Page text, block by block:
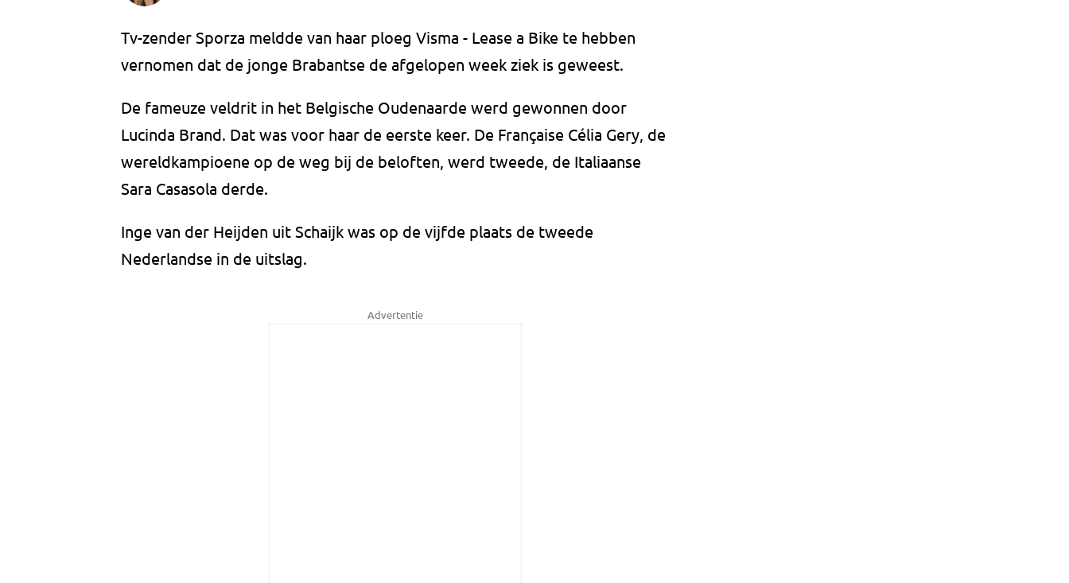
Tv-zender Sporza meldde van haar ploeg Visma - Lease a Bike te hebben
vernomen dat de jonge Brabantse de afgelopen week ziek is geweest.
De fameuze veldrit in het Belgische Oudenaarde werd gewonnen door
Lucinda Brand. Dat was voor haar de eerste keer. De Française Célia Gery, de
wereldkampioene op de weg bij de beloften, werd tweede, de Italiaanse
Sara Casasola derde.
Inge van der Heijden uit Schaijk was op de vijfde plaats de tweede
Nederlandse in de uitslag.
Advertentie